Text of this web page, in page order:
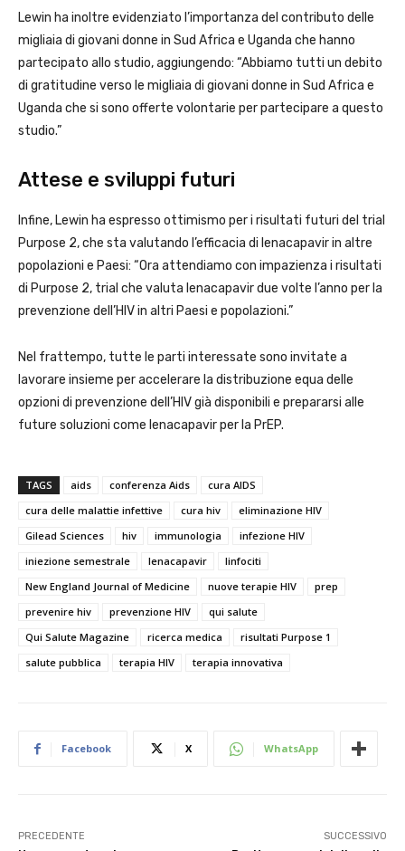
Lewin ha inoltre evidenziato l’importanza del contributo delle
migliaia di giovani donne in Sud Africa e Uganda che hanno
partecipato allo studio, aggiungendo: “Abbiamo tutti un debito
di gratitudine verso le migliaia di giovani donne in Sud Africa e
Uganda che si sono offerte volontarie per partecipare a questo
studio.”
Attese e sviluppi futuri
Infine, Lewin ha espresso ottimismo per i risultati futuri del trial
Purpose 2, che sta valutando l’efficacia di lenacapavir in altre
popolazioni e Paesi: “Ora attendiamo con impazienza i risultati
di Purpose 2, trial che valuta lenacapavir due volte l’anno per la
prevenzione dell’HIV in altri Paesi e popolazioni.”
Nel frattempo, tutte le parti interessate sono invitate a
lavorare insieme per accelerare la distribuzione equa delle
opzioni di prevenzione dell’HIV già disponibili e prepararsi alle
future soluzioni come lenacapavir per la PrEP.
TAGS aids conferenza Aids
cura AIDS
cura delle malattie infettive
cura hiv
eliminazione HIV
Gilead Sciences
hiv immunologia
infezione HIV
iniezione semestrale
lenacapavir
linfociti
New England Journal of Medicine
nuove terapie HIV
prep
prevenire hiv
prevenzione HIV
qui salute
Qui Salute Magazine
ricerca medica
risultati Purpose 1
salute pubblica
terapia HIV terapia innovativa
Facebook X WhatsApp
PRECEDENTE SUCCESSIVO